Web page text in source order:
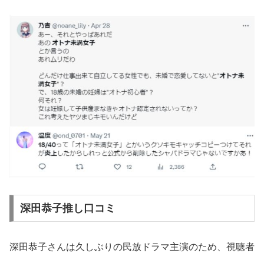
深田恭子推し口コミ
深田恭子さんは久しぶりの民放ドラマ主演のため、視聴者